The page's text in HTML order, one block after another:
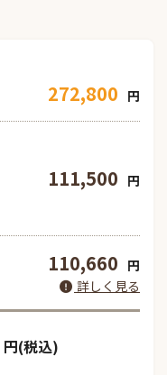
272,800 円
111,500 円
110,660 円
詳しく見る
円(税込)